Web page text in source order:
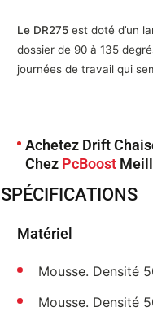
Le DR275 est doté d’un
dossier de 90 à 135
journées de travail qui
Achetez Drift
Chez PcBoost
SPÉCIFICATIONS
Matériel
Mousse. Densité
Mousse. Densité